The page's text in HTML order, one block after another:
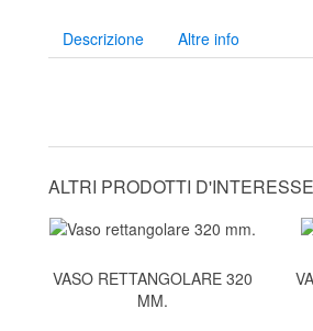
Descrizione Altre info
ALTRI PRODOTTI D'INTERESSE
VASO RETTANGOLARE 320
MM.